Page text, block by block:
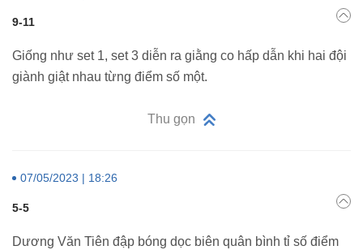
9-11
Giống như set 1, set 3 diễn ra giằng co hấp dẫn khi hai đội
giành giật nhau từng điểm số một.
Thu gọn
07/05/2023 | 18:26
5-5
Dương Văn Tiên đập bóng dọc biên quân bình tỉ số điểm